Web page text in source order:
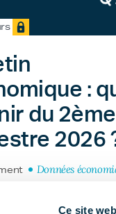
Ce site
:
du 2ème
2026
Données